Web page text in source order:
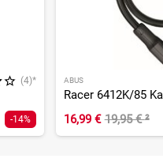
(4)*
-14%
ABUS
Racer 6412K/85
16,99 € 19,95 €²